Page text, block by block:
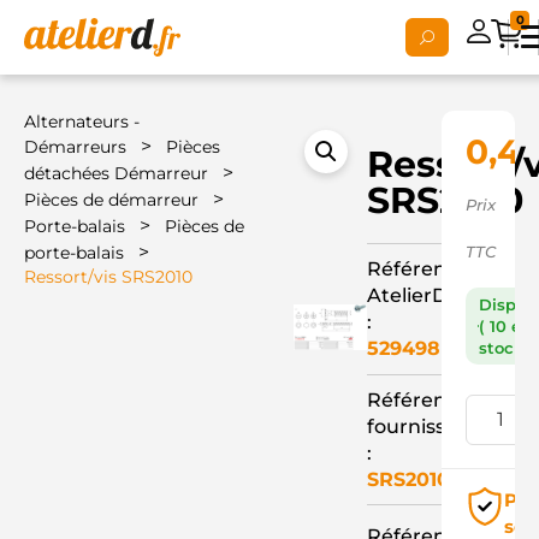
0
Alternateurs -
Démarreurs
>
Pièces
détachées Démarreur
>
Pièces de démarreur >
Porte-balais >
Pièces de
porte-balais
>
Ressort/vis SRS2010
Ressort/
SRS2010
Référence
AtelierD
:
529498
Référence
fournisseur
:
SRS2010
0,42
Prix
TTC
( 10 en
stock )